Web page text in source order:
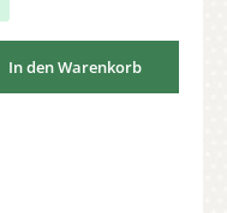
In den Warenkorb